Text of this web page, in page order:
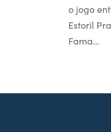
o jogo
Estoril
Fama…